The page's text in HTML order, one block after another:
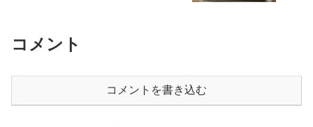
コメント
コメントを書き込む